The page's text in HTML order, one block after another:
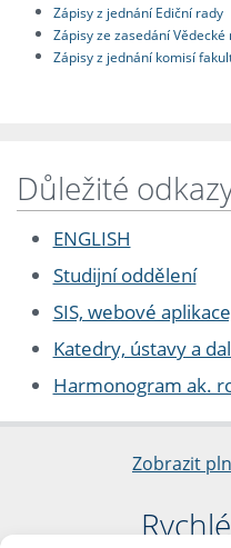
Zápisy z jednání Ediční rady
Zápisy ze zasedání Vědecké
Zápisy z jednání komisí
Důležité
ENGLISH
Studijní oddělení
SIS, webové
Katedry, ústavy a
Harmonogram ak.
Zobrazit